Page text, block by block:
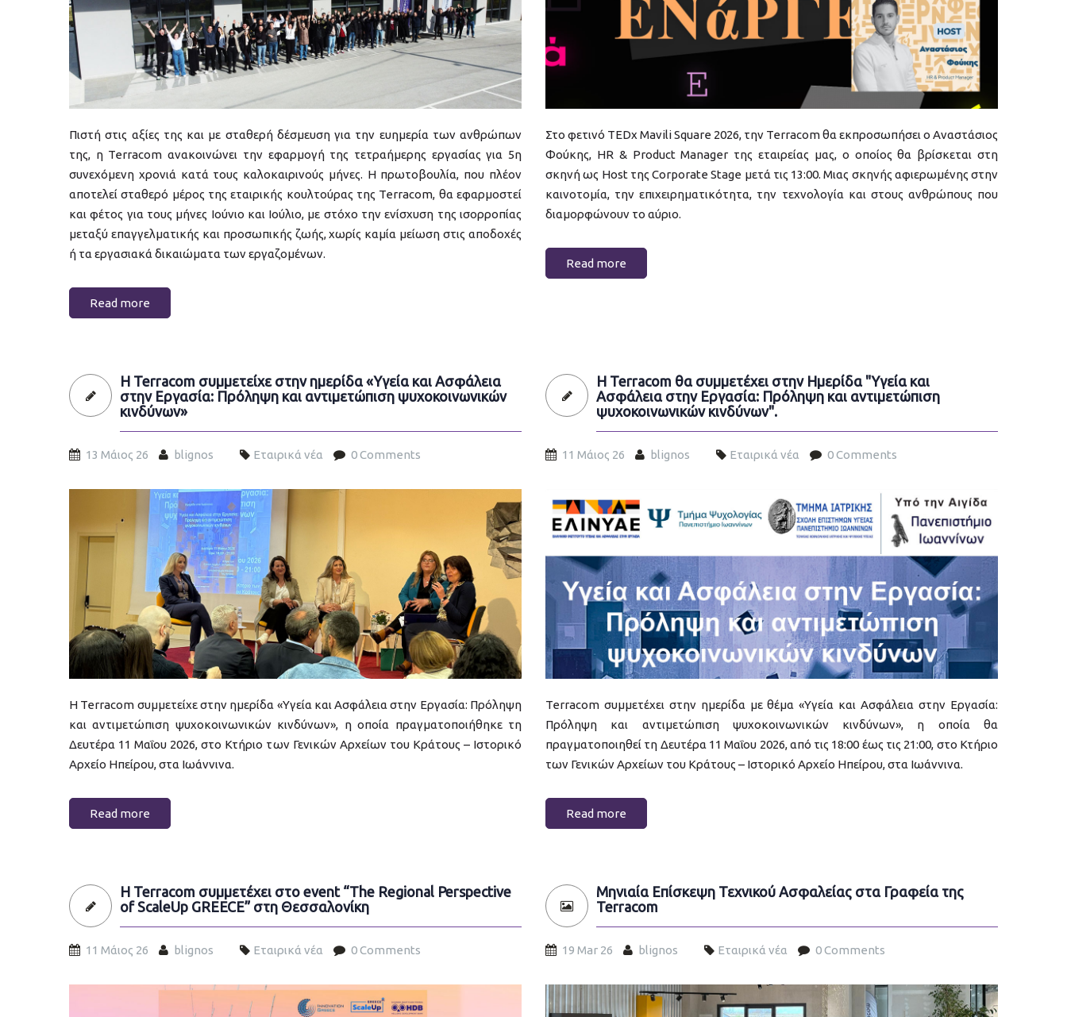
Πιστή στις αξίες της και με σταθερή δέσμευση για την ευημερία των ανθρώπων
της, η Terracom ανακοινώνει την εφαρμογή της τετραήμερης εργασίας για 5η
συνεχόμενη χρονιά κατά τους καλοκαιρινούς μήνες. Η πρωτοβουλία, που πλέον
αποτελεί σταθερό μέρος της εταιρικής κουλτούρας της Terracom, θα εφαρμοστεί
και φέτος για τους μήνες Ιούνιο και Ιούλιο, με στόχο την ενίσχυση της ισορροπίας
μεταξύ επαγγελματικής και προσωπικής ζωής, χωρίς καμία μείωση στις αποδοχές
ή τα εργασιακά δικαιώματα των εργαζομένων.
Read more
Στο φετινό TEDx Mavili Square 2026, την Terracom θα εκπροσωπήσει ο Αναστάσιος
Φούκης, HR & Product Manager της εταιρείας μας, ο οποίος θα βρίσκεται στη
σκηνή ως Host της Corporate Stage μετά τις 13:00. Μιας σκηνής αφιερωμένης στην
καινοτομία, την επιχειρηματικότητα, την τεχνολογία και στους ανθρώπους που
διαμορφώνουν το αύριο.
Read more
Η Terracom συμμετείχε στην ημερίδα «Υγεία και Ασφάλεια
στην Εργασία: Πρόληψη και αντιμετώπιση ψυχοκοινωνικών
κινδύνων»
13 Μάιος 26 blignos Εταιρικά νέα 0 Comments
mental-health.jpg
Η Terracom συμμετείχε στην ημερίδα «Υγεία και Ασφάλεια στην Εργασία: Πρόληψη
και αντιμετώπιση ψυχοκοινωνικών κινδύνων», η οποία πραγματοποιήθηκε τη
Δευτέρα 11 Μαΐου 2026, στο Κτήριο των Γενικών Αρχείων του Κράτους – Ιστορικό
Αρχείο Ηπείρου, στα Ιωάννινα.
Read more
Η Terracom θα συμμετέχει στην Ημερίδα "Υγεία και
Ασφάλεια στην Εργασία: Πρόληψη και αντιμετώπιση
ψυχοκοινωνικών κινδύνων".
11 Μάιος 26 blignos Εταιρικά νέα 0 Comments
imerida-ygeia-asfaleia-stin-imerida-v2.jpg
Terracom συμμετέχει στην ημερίδα με θέμα «Υγεία και Ασφάλεια στην Εργασία:
Πρόληψη και αντιμετώπιση ψυχοκοινωνικών κινδύνων», η οποία θα
πραγματοποιηθεί τη Δευτέρα 11 Μαΐου 2026, από τις 18:00 έως τις 21:00, στο Κτήριο
των Γενικών Αρχείων του Κράτους – Ιστορικό Αρχείο Ηπείρου, στα Ιωάννινα.
Read more
Η Terracom συμμετέχει στο event “The Regional Perspective
of ScaleUp GREECE” στη Θεσσαλονίκη
11 Μάιος 26 blignos Εταιρικά νέα 0 Comments
RegionalPerspectiveofScaleUpGREECE.jpg
Μηνιαία Επίσκεψη Τεχνικού Ασφαλείας στα Γραφεία της
Terracom
19 Mar 26 blignos Εταιρικά νέα 0 Comments
texnikos-asfaleias-martios-2026.jpg